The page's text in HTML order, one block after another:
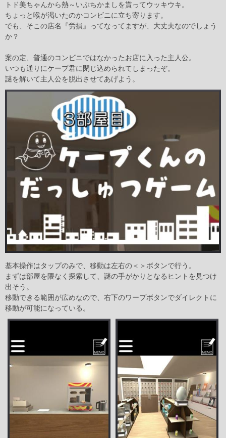
トド美ちゃんから熱～いぶちかましを貰ってウッキウキ。
ちょっと喉が渇いたのかコンビニに立ち寄ります。
でも、そこの店名『労損』ってなってますが、大丈夫なのでしょう
か？
案の定、普通のコンビニではなかったお店に入った主人公。
いつも通りにケープ君に閉じ込められてしまったぞ。
謎を解いて主人公を脱出させてあげよう。
基本操作はタップのみで、移動は左右の＜＞ボタンで行う。
まずは部屋を隈なく探索して、謎の手がかりとなるヒントを見つけ
出そう。
移動できる範囲が広めなので、右下のワープボタンでダイレクトに
移動が可能になっている。